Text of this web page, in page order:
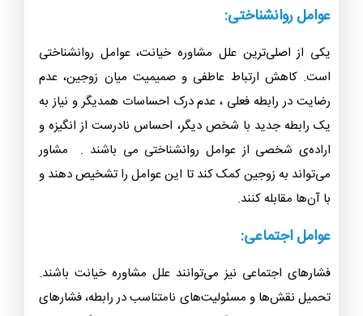
عوامل روانشناختی:
یکی از اصلی‌ترین علل مشاوره خیانت، عوامل روانشناختی
است. کاهش ارتباط عاطفی و صمیمیت میان زوجین، عدم
رضایت در رابطه فعلی ، عدم درک احساسات همدیگر و نیاز به
یک رابطه جدید با شخص دیگر، احساس نادرست از انگیزه و
اراده‌ی شخصی از عوامل روانشناختی می باشند . مشاور
می‌تواند به زوجین کمک کند تا این عوامل را تشخیص دهند و
با آن‌ها مقابله کنند.
عوامل اجتماعی:
فشارهای اجتماعی نیز می‌توانند علل مشاوره خیانت باشند.
تحمیل نقش‌ها و مسئولیت‌های نامتناسب در رابطه، فشارهای